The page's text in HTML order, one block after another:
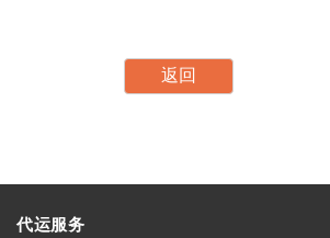
代运服务